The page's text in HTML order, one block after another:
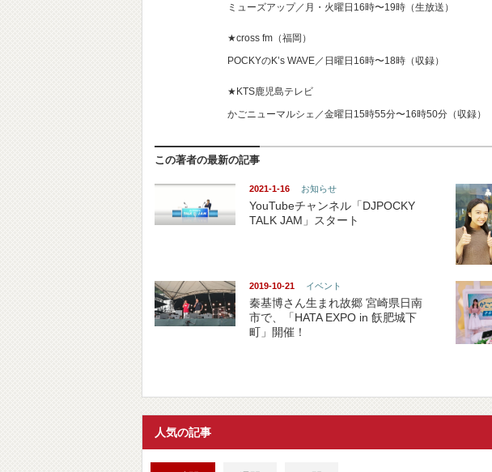
ミューズアップ／月・火曜日16時〜19時（生放送）
★cross fm（福岡）
POCKYのK’s WAVE／日曜日16時〜18時（収録）
★KTS鹿児島テレビ
かごニューマルシェ／金曜日15時55分〜16時50分（収録）
この著者の最新の記事
2021-1-16 お知らせ
YouTubeチャンネル「DJPOCKY
TALK JAM」スタート
2019-10-21 イベント
秦基博さん生まれ故郷 宮崎県日南
市で、「HATA EXPO in 飫肥城下
町」開催！
人気の記事